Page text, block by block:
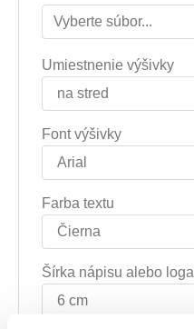
Umiestnenie výšivky
Font výšivky
Farba textu
Šírka nápisu alebo loga